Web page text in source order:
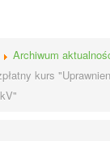
Archiwum
kurs